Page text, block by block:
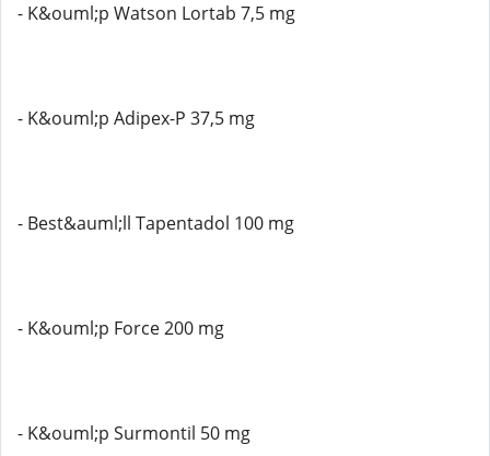
- K&ouml;p Watson Lortab 7,5 mg
- K&ouml;p Adipex-P 37,5 mg
- Best&auml;ll Tapentadol 100 mg
- K&ouml;p Force 200 mg
- K&ouml;p Surmontil 50 mg